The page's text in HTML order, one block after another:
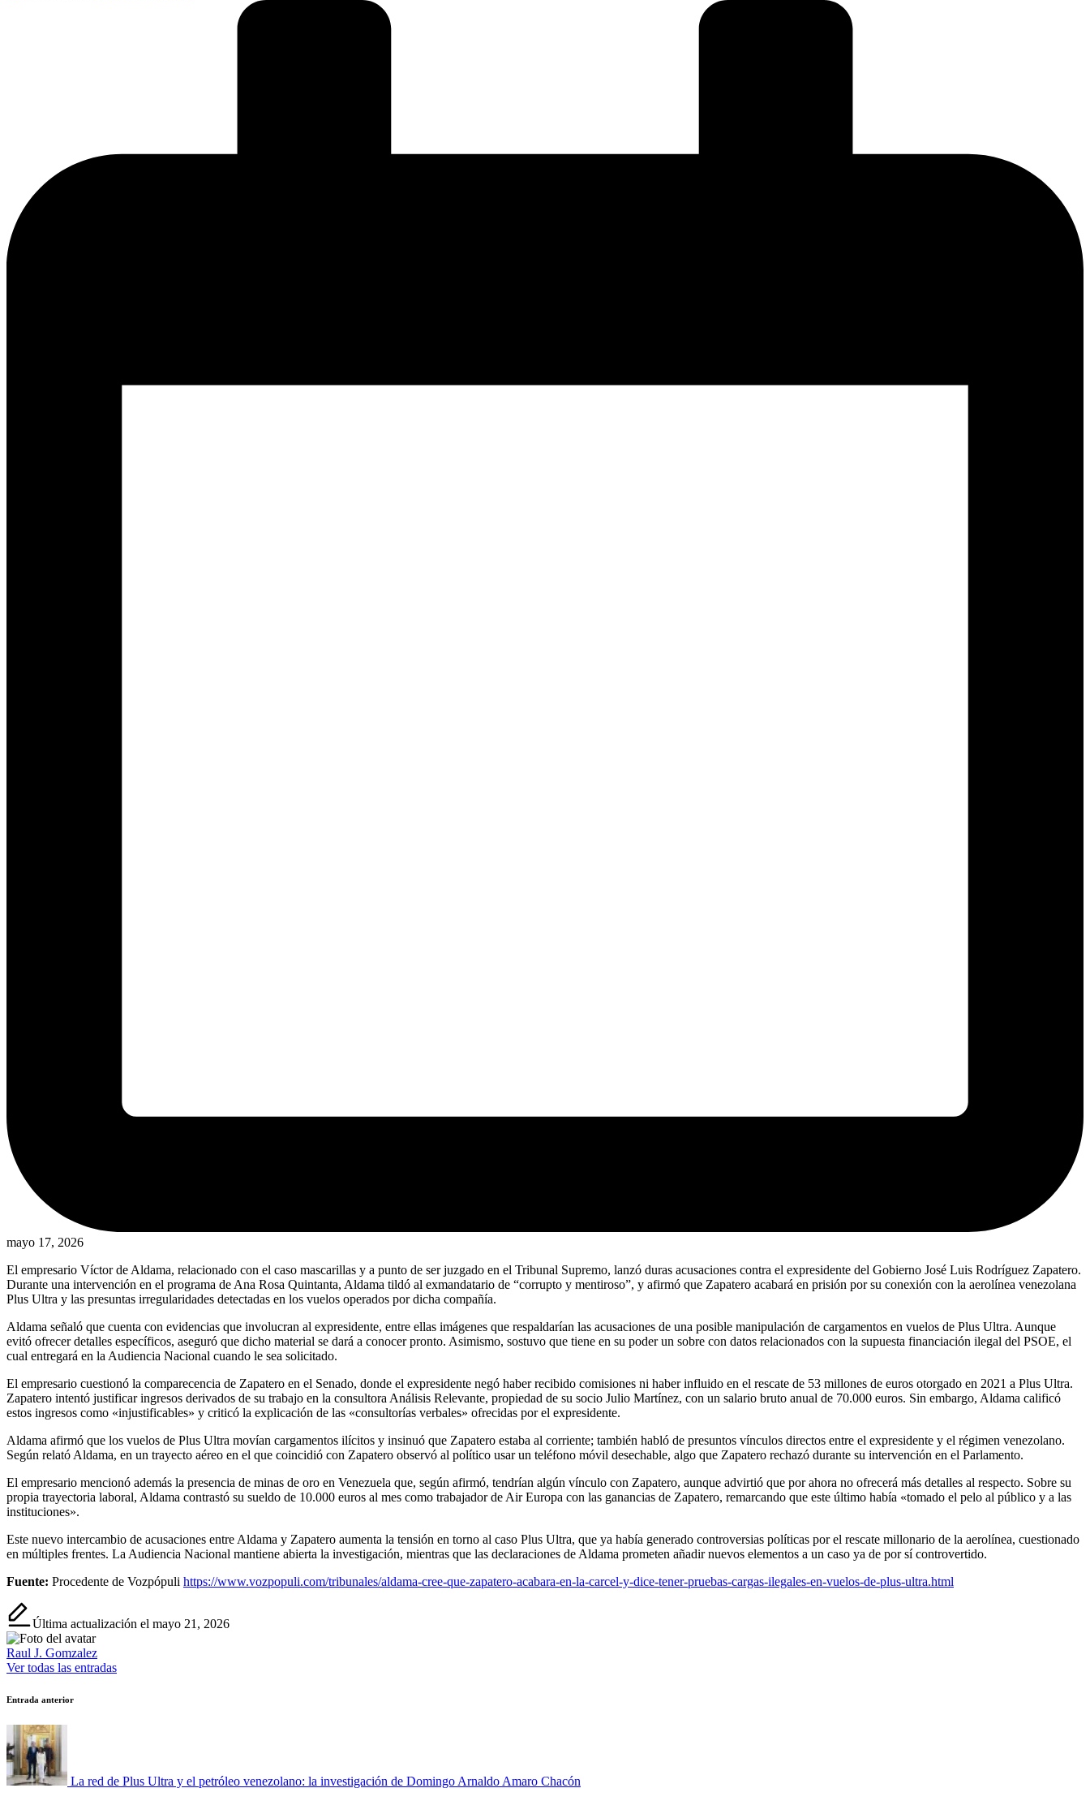
mayo 17, 2026
El empresario Víctor de Aldama, relacionado con el caso mascarillas y a punto de ser juzgado en el Tribunal Supremo, lanzó duras acusaciones contra el expresidente del Gobierno José Luis Rodríguez Zapatero.
Durante una intervención en el programa de Ana Rosa Quintanta, Aldama tildó al exmandatario de “corrupto y mentiroso”, y afirmó que Zapatero acabará en prisión por su conexión con la aerolínea venezolana
Plus Ultra y las presuntas irregularidades detectadas en los vuelos operados por dicha compañía.
Aldama señaló que cuenta con evidencias que involucran al expresidente, entre ellas imágenes que respaldarían las acusaciones de una posible manipulación de cargamentos en vuelos de Plus Ultra. Aunque
evitó ofrecer detalles específicos, aseguró que dicho material se dará a conocer pronto. Asimismo, sostuvo que tiene en su poder un sobre con datos relacionados con la supuesta financiación ilegal del PSOE, el
cual entregará en la Audiencia Nacional cuando le sea solicitado.
El empresario cuestionó la comparecencia de Zapatero en el Senado, donde el expresidente negó haber recibido comisiones ni haber influido en el rescate de 53 millones de euros otorgado en 2021 a Plus Ultra.
Zapatero intentó justificar ingresos derivados de su trabajo en la consultora Análisis Relevante, propiedad de su socio Julio Martínez, con un salario bruto anual de 70.000 euros. Sin embargo, Aldama calificó
estos ingresos como «injustificables» y criticó la explicación de las «consultorías verbales» ofrecidas por el expresidente.
Aldama afirmó que los vuelos de Plus Ultra movían cargamentos ilícitos y insinuó que Zapatero estaba al corriente; también habló de presuntos vínculos directos entre el expresidente y el régimen venezolano.
Según relató Aldama, en un trayecto aéreo en el que coincidió con Zapatero observó al político usar un teléfono móvil desechable, algo que Zapatero rechazó durante su intervención en el Parlamento.
El empresario mencionó además la presencia de minas de oro en Venezuela que, según afirmó, tendrían algún vínculo con Zapatero, aunque advirtió que por ahora no ofrecerá más detalles al respecto. Sobre su
propia trayectoria laboral, Aldama contrastó su sueldo de 10.000 euros al mes como trabajador de Air Europa con las ganancias de Zapatero, remarcando que este último había «tomado el pelo al público y a las
instituciones».
Este nuevo intercambio de acusaciones entre Aldama y Zapatero aumenta la tensión en torno al caso Plus Ultra, que ya había generado controversias políticas por el rescate millonario de la aerolínea, cuestionado
en múltiples frentes. La Audiencia Nacional mantiene abierta la investigación, mientras que las declaraciones de Aldama prometen añadir nuevos elementos a un caso ya de por sí controvertido.
Fuente: Procedente de Vozpópuli https://www.vozpopuli.com/tribunales/aldama-cree-que-zapatero-acabara-en-la-carcel-y-dice-tener-pruebas-cargas-ilegales-en-vuelos-de-plus-ultra.html
Última actualización el mayo 21, 2026
Raul J. Gomzalez
Ver todas las entradas
Navegación
de
entradas
Entrada anterior
La red de Plus Ultra y el petróleo venezolano: la investigación de Domingo Arnaldo Amaro Chacón